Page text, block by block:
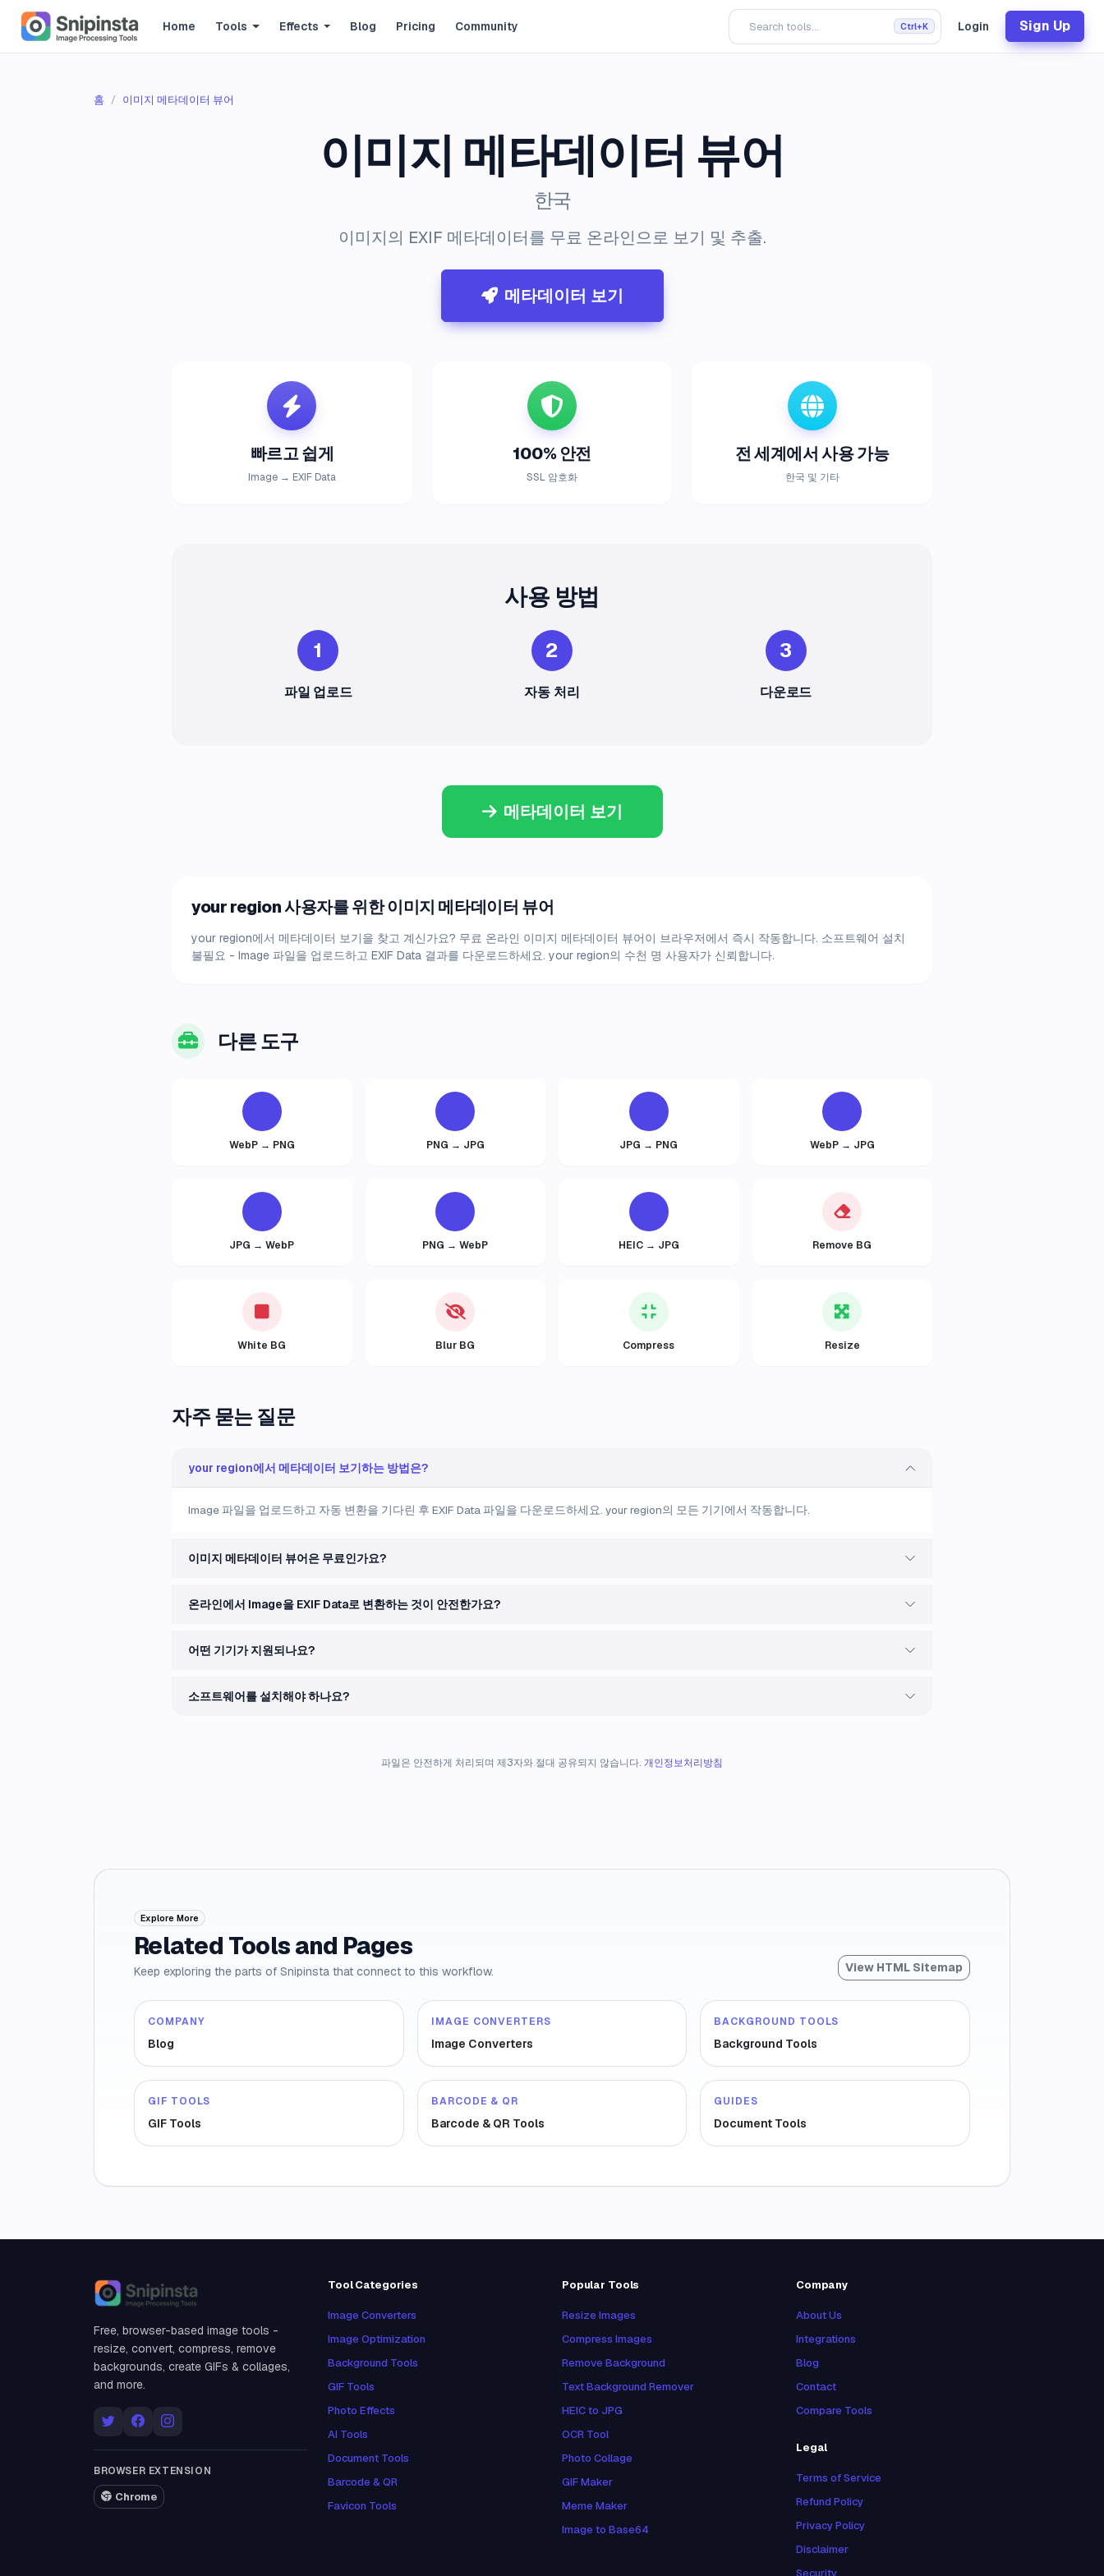
Home Tools Effects Blog Pricing Community Ctrl+K Login Sign Up
홈 이미지 메타데이터 뷰어
이미지 메타데이터 뷰어
한국
이미지의 EXIF 메타데이터를 무료 온라인으로 보기 및 추출.
메타데이터 보기
빠르고 쉽게
Image → EXIF Data
100% 안전
SSL 암호화
전 세계에서 사용 가능
한국 및 기타
사용 방법
1
파일 업로드
2
자동 처리
3
다운로드
메타데이터 보기
your region 사용자를 위한 이미지 메타데이터 뷰어
your region에서 메타데이터 보기을 찾고 계신가요? 무료 온라인 이미지 메타데이터 뷰어이 브라우저에서 즉시 작동합니다. 소프트웨어 설치
불필요 - Image 파일을 업로드하고 EXIF Data 결과를 다운로드하세요. your region의 수천 명 사용자가 신뢰합니다.
다른 도구
WebP → PNG PNG → JPG JPG → PNG WebP → JPG
JPG → WebP PNG → WebP HEIC → JPG Remove BG
White BG Blur BG Compress Resize
자주 묻는 질문
your region에서 메타데이터 보기하는 방법은?
Image 파일을 업로드하고 자동 변환을 기다린 후 EXIF Data 파일을 다운로드하세요. your region의 모든 기기에서 작동합니다.
이미지 메타데이터 뷰어은 무료인가요?
온라인에서 Image을 EXIF Data로 변환하는 것이 안전한가요?
어떤 기기가 지원되나요?
소프트웨어를 설치해야 하나요?
파일은 안전하게 처리되며 제3자와 절대 공유되지 않습니다. 개인정보처리방침
Explore More
Related Tools and Pages
Keep exploring the parts of Snipinsta that connect to this workflow. View HTML Sitemap
COMPANY
Blog
IMAGE CONVERTERS
Image Converters
BACKGROUND TOOLS
Background Tools
GIF TOOLS
GIF Tools
BARCODE & QR
Barcode & QR Tools
GUIDES
Document Tools
Snipinsta
Free, browser-based image tools -
resize, convert, compress, remove
backgrounds, create GIFs & collages,
and more.
BROWSER EXTENSION
Chrome
Tool Categories
Image Converters
Image Optimization
Background Tools
GIF Tools
Photo Effects
AI Tools
Document Tools
Barcode & QR
Favicon Tools
Popular Tools
Resize Images
Compress Images
Remove Background
Text Background Remover
HEIC to JPG
OCR Tool
Photo Collage
GIF Maker
Meme Maker
Image to Base64
Company
About Us
Integrations
Blog
Contact
Compare Tools
Legal
Terms of Service
Refund Policy
Privacy Policy
Disclaimer
Security